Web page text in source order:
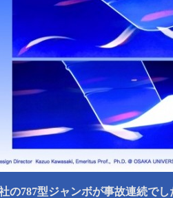
の787型ジャンボが事故連続でし